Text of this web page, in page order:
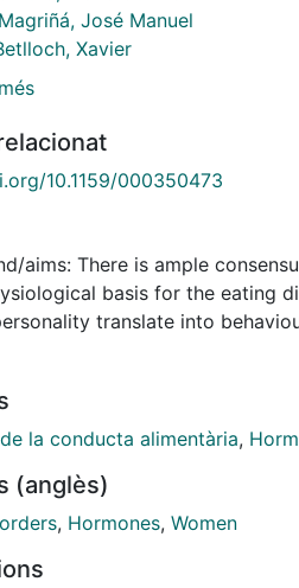
José Manuel
Xavier
10.1159/000350473
aims: There is ample
basis for the eating
translate into
a well defined transversal
their effects on behaviour.
interview analysis 57 ED
Metabolic parameters and
estrogen and glucocorticoid
SCL-90-R) and anthropometric
la conducta alimentària,
(anglès)
, Hormones, Women